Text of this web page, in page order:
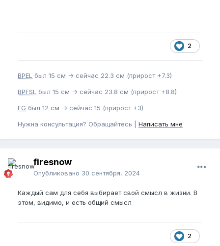
2
BPEL был 15 см -> сейчас 22.3 см (прирост +7.3)
BPFSL был 15 см -> сейчас 23.8 см (прирост +8.8)
EG был 12 см -> сейчас 15 (прирост +3)
Нужна консультация? Обращайтесь | Написать мне
firesnow
Опубликовано 30 сентября, 2024
Каждый сам для себя выбирает свой смысл в жизни. В
этом, видимо, и есть общий смысл
2